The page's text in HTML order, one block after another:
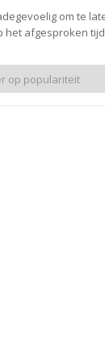
om te
afgesproken